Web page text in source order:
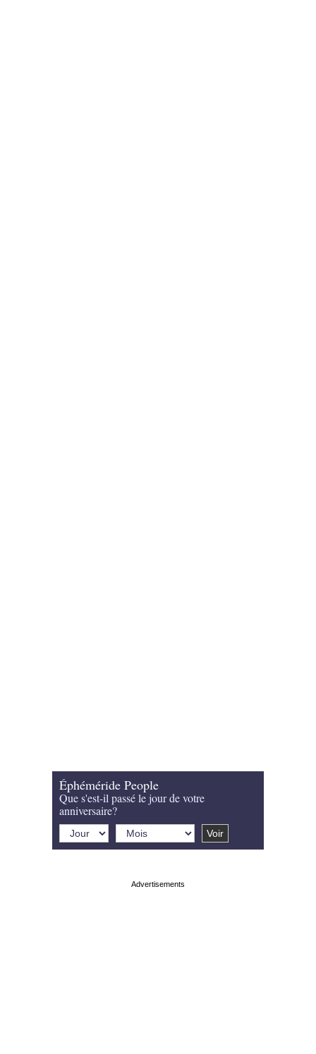
Éphéméride People
Que s'est-il passé le jour de votre
anniversaire?